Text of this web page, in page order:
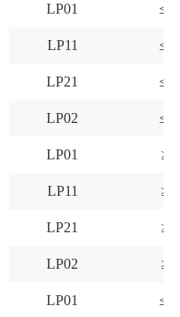
LP01
LP11
LP21
LP02
LP01 ≥
LP11 ≥
LP21 ≥
LP02 ≥
LP01